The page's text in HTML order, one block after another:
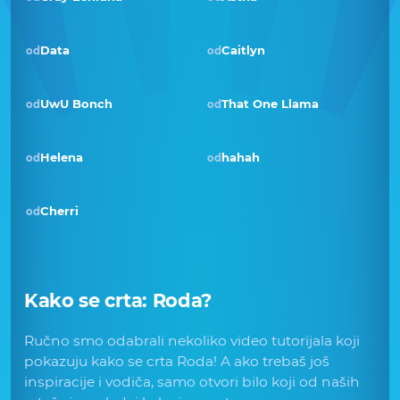
od Data odCaitlyn
od UwU Bonch Pobjednik · vlj 2019
odThat One Llama
od Helena od hahah
odCherri
Kako se crta: Roda?
Ručno smo odabrali nekoliko video tutorijala koji
pokazuju kako se crta Roda! A ako trebaš još
inspiracije i vodiča, samo otvori bilo koji od naših